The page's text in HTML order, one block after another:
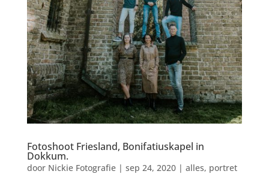
Fotoshoot Friesland, Bonifatiuskapel in
Dokkum.
door Nickie Fotografie| sep 24, 2020| alles, portret